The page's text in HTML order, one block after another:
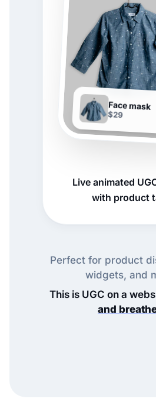
Face mask
$29
Live animated
with product
Perfect for product
widgets, and
This is UGC on a
and